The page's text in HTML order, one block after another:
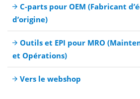
C-parts pour OEM (Fabricant
d’origine)
Outils et EPI pour MRO
et Opérations)
Vers le webshop